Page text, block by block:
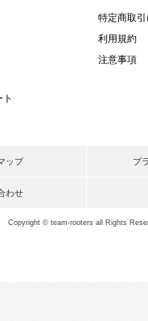
特定商取
利用規約
注意事項
ップ プ
わせ
Copyright © team-rooters all Rights